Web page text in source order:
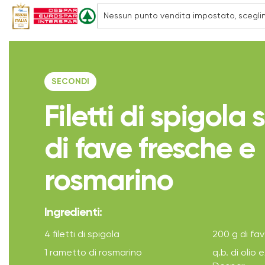
SECONDI
Filetti di spigola
di fave fresche e
rosmarino
Ingredienti:
4 filetti di spigola
200 g di
1 rametto di rosmarino
q.b. di olio